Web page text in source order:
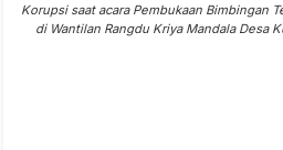
Korupsi saat acara Pembukaan Bimbingan
di Wantilan Rangdu Kriya Mandala Desa